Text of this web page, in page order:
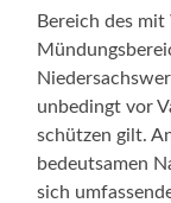
Bereich des mit
unbedingt vor
schützen gilt.
bedeutsamen
sich